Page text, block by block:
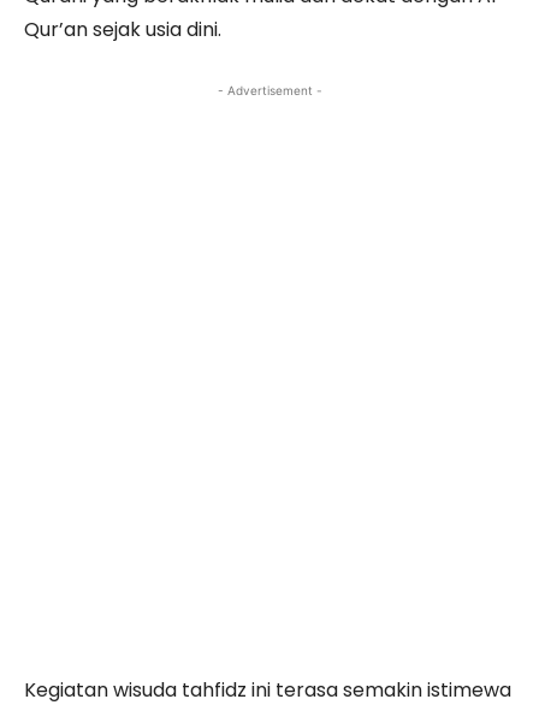
Qur’an sejak usia dini.
- Advertisement -
Kegiatan wisuda tahfidz ini terasa semakin istimewa